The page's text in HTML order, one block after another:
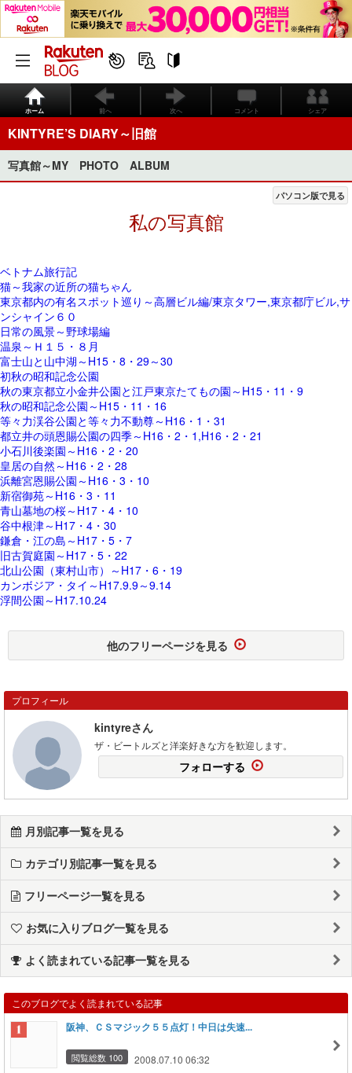
ホーム 前へ 次へ コメント シェア
KINTYRE’S DIARY～旧館
写真館～MY PHOTO ALBUM
パソコン版で見る
私の写真館
ベトナム旅行記
猫～我家の近所の猫ちゃん
東京都内の有名スポット巡り～高層ビル編/東京タワー,東京都庁ビル,サ
ンシャイン６０
日常の風景～野球場編
温泉～Ｈ１５・８月
富士山と山中湖～H15・8・29～30
初秋の昭和記念公園
秋の東京都立小金井公園と江戸東京たてもの園～H15・11・9
秋の昭和記念公園～H15・11・16
等々力渓谷公園と等々力不動尊～H16・1・31
都立井の頭恩賜公園の四季～H16・2・1,H16・2・21
小石川後楽園～H16・2・20
皇居の自然～H16・2・28
浜離宮恩賜公園～H16・3・10
新宿御苑～H16・3・11
青山墓地の桜～H17・4・10
谷中根津～H17・4・30
鎌倉・江の島～H17・5・7
旧古賀庭園～H17・5・22
北山公園（東村山市）～H17・6・19
カンボジア・タイ～H17.9.9～9.14
浮間公園～H17.10.24
他のフリーページを見る
プロフィール
kintyreさん
ザ・ビートルズと洋楽好きな方を歓迎します。
フォローする
月別記事一覧を見る
カテゴリ別記事一覧を見る
フリーページ一覧を見る
お気に入りブログ一覧を見る
よく読まれている記事一覧を見る
このブログでよく読まれている記事
阪神、ＣＳマジック５５点灯！中日は失速...
閲覧総数 100 2008.07.10 06:32